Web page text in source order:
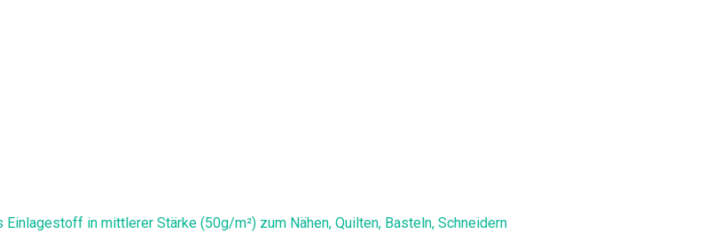
in mittlerer Stärke (50g/m²) zum Nähen, Quilten, Basteln, Schneidern